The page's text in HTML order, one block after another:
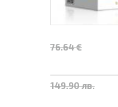
76.64 €
149.90 лв.